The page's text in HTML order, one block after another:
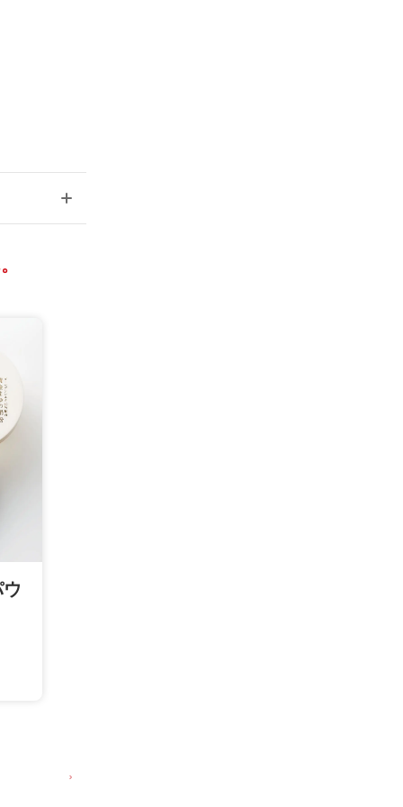
を重ねた
」を開発
糸用繭は
るので、
プ。高い
グラムも
せん。も
と手間が
で短時間
の量と品
クアミノ